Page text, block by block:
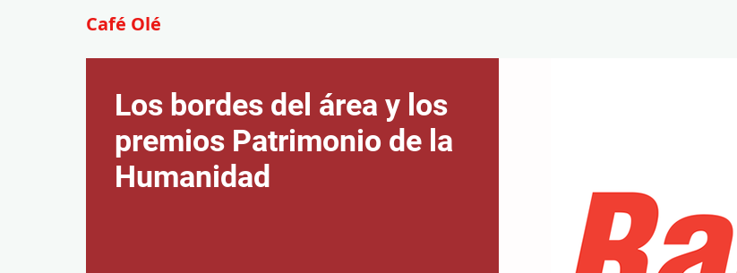
Café Olé
Los bordes del área y los
premios Patrimonio de la
Humanidad